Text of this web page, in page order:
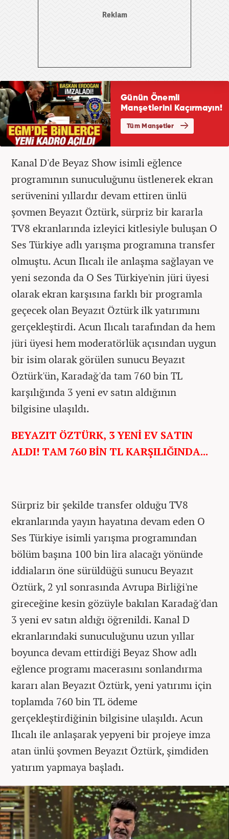
Kanal D'de Beyaz Show isimli eğlence
programının sunuculuğunu üstlenerek ekran
serüvenini yıllardır devam ettiren ünlü
şovmen Beyazıt Öztürk, sürpriz bir kararla
TV8 ekranlarında izleyici kitlesiyle buluşan O
Ses Türkiye adlı yarışma programına transfer
olmuştu. Acun Ilıcalı ile anlaşma sağlayan ve
yeni sezonda da O Ses Türkiye'nin jüri üyesi
olarak ekran karşısına farklı bir programla
geçecek olan Beyazıt Öztürk ilk yatırımını
gerçekleştirdi. Acun Ilıcalı tarafından da hem
jüri üyesi hem moderatörlük açısından uygun
bir isim olarak görülen sunucu Beyazıt
Öztürk'ün, Karadağ'da tam 760 bin TL
karşılığında 3 yeni ev satın aldığının
bilgisine ulaşıldı.
BEYAZIT ÖZTÜRK, 3 YENİ EV SATIN
ALDI! TAM 760 BİN TL KARŞILIĞINDA...
Sürpriz bir şekilde transfer olduğu TV8
ekranlarında yayın hayatına devam eden O
Ses Türkiye isimli yarışma programından
bölüm başına 100 bin lira alacağı yönünde
iddiaların öne sürüldüğü sunucu Beyazıt
Öztürk, 2 yıl sonrasında Avrupa Birliği'ne
gireceğine kesin gözüyle bakılan Karadağ'dan
3 yeni ev satın aldığı öğrenildi. Kanal D
ekranlarındaki sunuculuğunu uzun yıllar
boyunca devam ettirdiği Beyaz Show adlı
eğlence programı macerasını sonlandırma
kararı alan Beyazıt Öztürk, yeni yatırımı için
toplamda 760 bin TL ödeme
gerçekleştirdiğinin bilgisine ulaşıldı. Acun
Ilıcalı ile anlaşarak yepyeni bir projeye imza
atan ünlü şovmen Beyazıt Öztürk, şimdiden
yatırım yapmaya başladı.